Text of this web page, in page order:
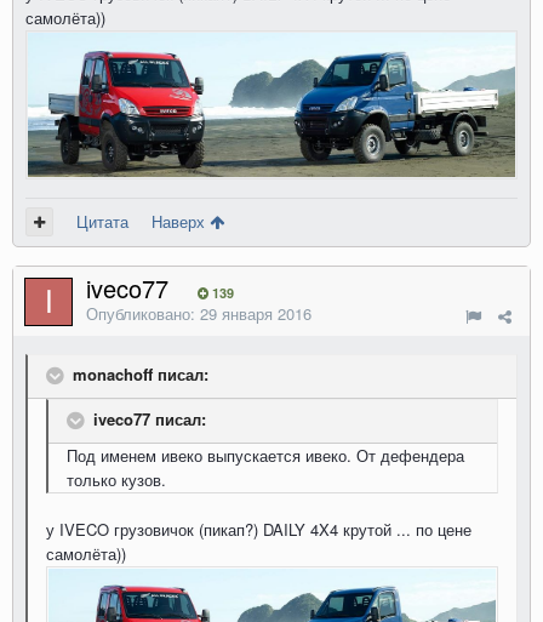
самолёта))
Цитата Наверх
iveco77 139
Опубликовано: 29 января 2016
monachoff писал:
iveco77 писал:
Под именем ивеко выпускается ивеко. От дефендера
только кузов.
у IVECO грузовичок (пикап?) DAILY 4X4 крутой ... по цене
самолёта))